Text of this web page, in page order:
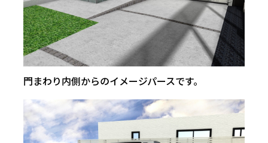
門まわり内側からのイメージパースです。